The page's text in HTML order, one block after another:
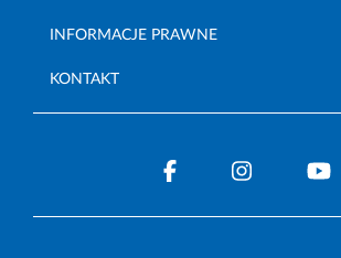
INFORMACJE PRAWNE
KONTAKT